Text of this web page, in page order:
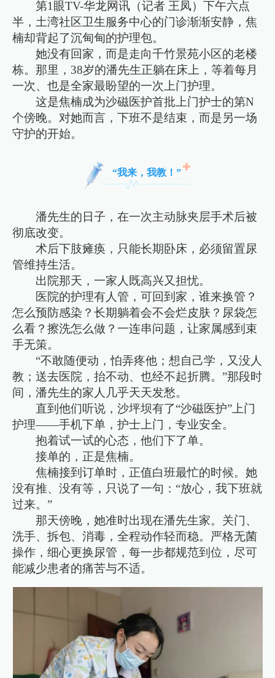
第1眼TV-华龙网讯（记者 王凤）下午六点
半，土湾社区卫生服务中心的门诊渐渐安静，焦
楠却背起了沉甸甸的护理包。
她没有回家，而是走向千竹景苑小区的老楼
栋。那里，38岁的潘先生正躺在床上，等着每月
一次、也是全家最盼望的一次上门护理。
这是焦楠成为沙磁医护首批上门护士的第N
个傍晚。对她而言，下班不是结束，而是另一场
守护的开始。
“我来，我教！”
潘先生的日子，在一次主动脉夹层手术后被
彻底改变。
术后下肢瘫痪，只能长期卧床，必须留置尿
管维持生活。
出院那天，一家人既高兴又担忧。
医院的护理有人管，可回到家，谁来换管？
怎么预防感染？长期躺着会不会烂皮肤？尿袋怎
么看？擦洗怎么做？一连串问题，让家属感到束
手无策。
“不敢随便动，怕弄疼他；想自己学，又没人
教；送去医院，抬不动、也经不起折腾。”那段时
间，潘先生的家人几乎天天发愁。
直到他们听说，沙坪坝有了“沙磁医护”上门
护理——手机下单，护士上门，专业安全。
抱着试一试的心态，他们下了单。
接单的，正是焦楠。
焦楠接到订单时，正值白班最忙的时候。她
没有推、没有等，只说了一句：“放心，我下班就
过来。”
那天傍晚，她准时出现在潘先生家。关门、
洗手、拆包、消毒，全程动作轻而稳。严格无菌
操作，细心更换尿管，每一步都规范到位，尽可
能减少患者的痛苦与不适。